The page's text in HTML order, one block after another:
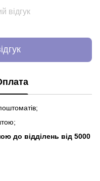
відгук
до відділень від 5000